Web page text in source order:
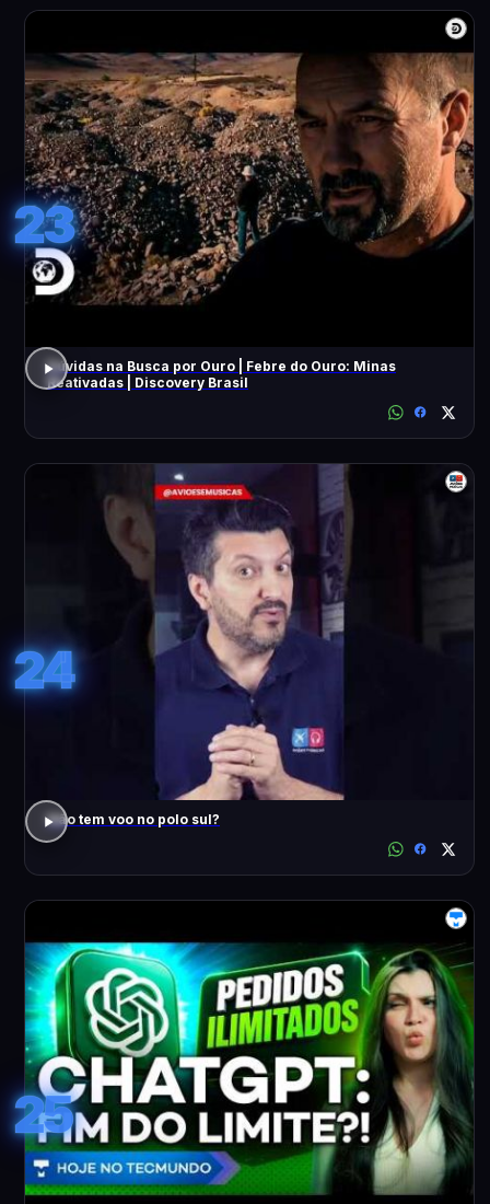
23
Dúvidas na Busca por Ouro | Febre do Ouro: Minas
Reativadas | Discovery Brasil
24
Não tem voo no polo sul?
25